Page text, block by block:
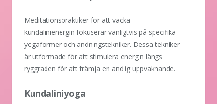
Meditationspraktiker för att väcka
kundalinienergin fokuserar vanligtvis på specifika
yogaformer och andningstekniker. Dessa tekniker
är utformade för att stimulera energin längs
ryggraden för att främja en andlig uppvaknande.
Kundaliniyoga